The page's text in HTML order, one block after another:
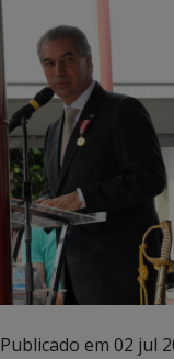
Publicado em 02 jul